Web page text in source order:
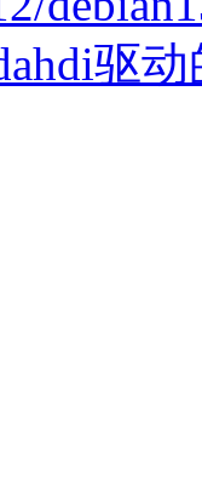
驱动